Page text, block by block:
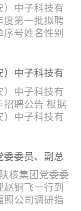
生招聘：国家
收的全日制院
，重点院校应
件2）并如实
应聘人员登记
历学位证书和
件发送至报名
度第一批拟聘
）中子科技有
度第一批拟聘
号姓名性别
大学测控技术
油大学通信工
男1981年11月
大学测控技术
晔女1979年10
经学院工商管
女1998...
）中子科技有
招聘公告
）中子科技有
招聘公告 根据
）中子科技有
聘岗位及人数
聘范围（1）
向社会招聘。
聘：国家计划
全日制院校应
委委员、副总
行到中陕核杨
研指导工作
核集团党委委
赵铜飞一行到
照公司调研指